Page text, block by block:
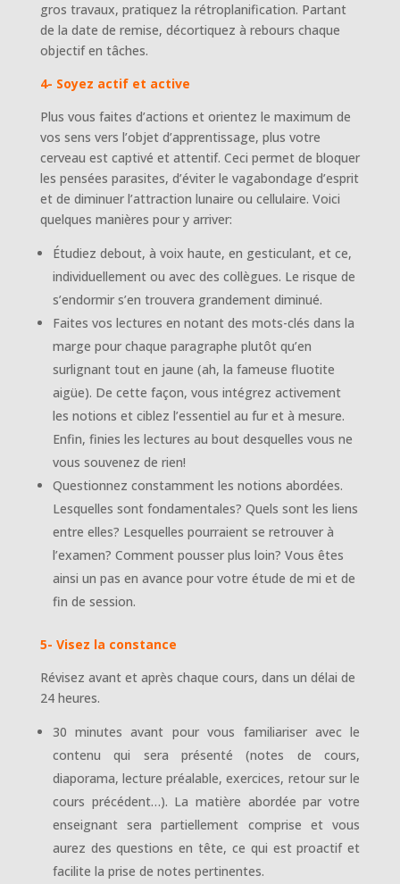
gros travaux, pratiquez la rétroplanification. Partant
de la date de remise, décortiquez à rebours chaque
objectif en tâches.
4- Soyez actif et active
Plus vous faites d’actions et orientez le maximum de
vos sens vers l’objet d’apprentissage, plus votre
cerveau est captivé et attentif. Ceci permet de bloquer
les pensées parasites, d’éviter le vagabondage d’esprit
et de diminuer l’attraction lunaire ou cellulaire. Voici
quelques manières pour y arriver:
Étudiez debout, à voix haute, en gesticulant, et ce,
individuellement ou avec des collègues. Le risque de
s’endormir s’en trouvera grandement diminué.
Faites vos lectures en notant des mots-clés dans la
marge pour chaque paragraphe plutôt qu’en
surlignant tout en jaune (ah, la fameuse fluotite
aigüe). De cette façon, vous intégrez activement
les notions et ciblez l’essentiel au fur et à mesure.
Enfin, finies les lectures au bout desquelles vous ne
vous souvenez de rien!
Questionnez constamment les notions abordées.
Lesquelles sont fondamentales? Quels sont les liens
entre elles? Lesquelles pourraient se retrouver à
l’examen? Comment pousser plus loin? Vous êtes
ainsi un pas en avance pour votre étude de mi et de
fin de session.
5- Visez la constance
Révisez avant et après chaque cours, dans un délai de
24 heures.
30 minutes avant pour vous familiariser avec le
contenu qui sera présenté (notes de cours,
diaporama, lecture préalable, exercices, retour sur le
cours précédent…). La matière abordée par votre
enseignant sera partiellement comprise et vous
aurez des questions en tête, ce qui est proactif et
facilite la prise de notes pertinentes.